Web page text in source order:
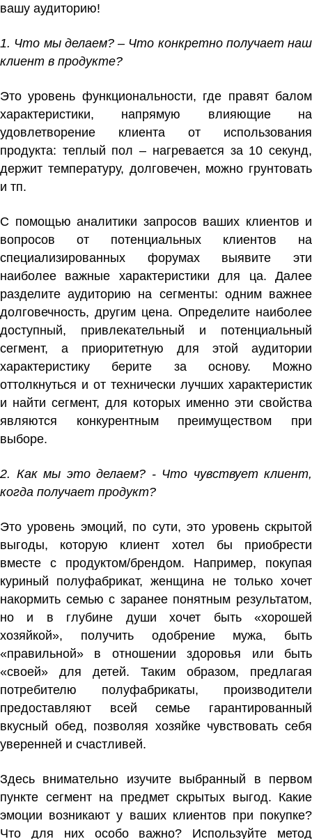
вашу аудиторию!
1. Что мы делаем? – Что конкретно получает наш
клиент в продукте?
Это уровень функциональности, где правят балом
характеристики, напрямую влияющие на
удовлетворение клиента от использования
продукта: теплый пол – нагревается за 10 секунд,
держит температуру, долговечен, можно грунтовать
и тп.
С помощью аналитики запросов ваших клиентов и
вопросов от потенциальных клиентов на
специализированных форумах выявите эти
наиболее важные характеристики для ца. Далее
разделите аудиторию на сегменты: одним важнее
долговечность, другим цена. Определите наиболее
доступный, привлекательный и потенциальный
сегмент, а приоритетную для этой аудитории
характеристику берите за основу. Можно
оттолкнуться и от технически лучших характеристик
и найти сегмент, для которых именно эти свойства
являются конкурентным преимуществом при
выборе.
2. Как мы это делаем? - Что чувствует клиент,
когда получает продукт?
Это уровень эмоций, по сути, это уровень скрытой
выгоды, которую клиент хотел бы приобрести
вместе с продуктом/брендом. Например, покупая
куриный полуфабрикат, женщина не только хочет
накормить семью с заранее понятным результатом,
но и в глубине души хочет быть «хорошей
хозяйкой», получить одобрение мужа, быть
«правильной» в отношении здоровья или быть
«своей» для детей. Таким образом, предлагая
потребителю полуфабрикаты, производители
предоставляют всей семье гарантированный
вкусный обед, позволяя хозяйке чувствовать себя
уверенней и счастливей.
Здесь внимательно изучите выбранный в первом
пункте сегмент на предмет скрытых выгод. Какие
эмоции возникают у ваших клиентов при покупке?
Что для них особо важно? Используйте метод